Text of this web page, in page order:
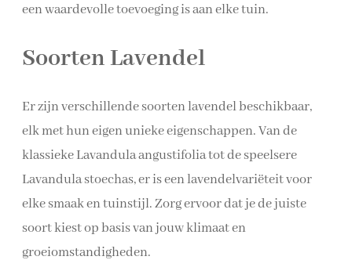
een waardevolle toevoeging is aan elke tuin.
Soorten Lavendel
Er zijn verschillende soorten lavendel beschikbaar,
elk met hun eigen unieke eigenschappen. Van de
klassieke Lavandula angustifolia tot de speelsere
Lavandula stoechas, er is een lavendelvariëteit voor
elke smaak en tuinstijl. Zorg ervoor dat je de juiste
soort kiest op basis van jouw klimaat en
groeiomstandigheden.